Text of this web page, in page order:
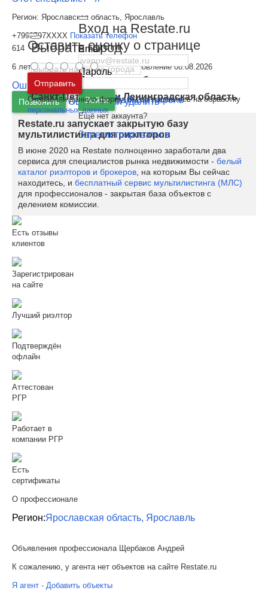
Выбрать город
Москва и
Московская область
Санкт-Петербург иЛенинградская область
Вход на Restate.ru
Email
Пароль
Войти Забыли пароль
Ещё нет аккаунта?
Зарегистрироваться
Регион: Ярославская область, Ярославль
+7999797XXXX Показать телефон
614
6 лет на Restate.ru | Последнее обновление 08.08.2026
Ошибка или удалить
Позвонить Ошибка или удалить
Restate.ru запускает закрытую базу
мультилистинга для риэлторов
В июне 2020 на Restate полноценно заработали два
сервиса для специалистов рынка недвижимости - белый
каталог риэлторов и брокеров , на которым Вы сейчас
находитесь, и бесплатный сервис мультилистинга (МЛС)
для профессионалов - закрытая база объектов с
делением комиссии.
Есть отзывы
клиентов
Зарегистрирован
на сайте
Лучший риэлтор
Подтверждён
офлайн
Аттестован
РГР
Работает в
компании РГР
Есть
сертификаты
О профессионале
Регион:Ярославская область, Ярославль
Объявления профессионала Щербаков Андрей
К сожалению, у агента нет объектов на сайте Restate.ru
Я агент - Добавить объекты
Оставить оценку о странице
Отправить
Отправляя данную форму, вы соглашаетесь на обработку
персональных данных